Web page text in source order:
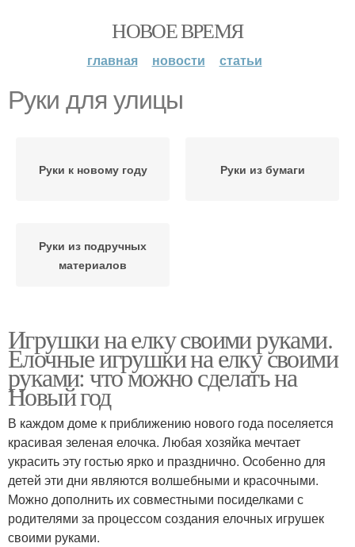
НОВОЕ ВРЕМЯ
главная новости статьи
Руки для улицы
Руки к новому году Руки из бумаги
Руки из подручных
материалов
Игрушки на елку своими руками.
Елочные игрушки на елку своими
руками: что можно сделать на
Новый год
В каждом доме к приближению нового года поселяется
красивая зеленая елочка. Любая хозяйка мечтает
украсить эту гостью ярко и празднично. Особенно для
детей эти дни являются волшебными и красочными.
Можно дополнить их совместными посиделками с
родителями за процессом создания елочных игрушек
своими руками.